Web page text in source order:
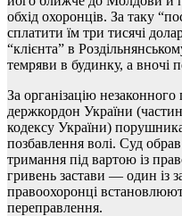
обхід охоронців. За таку
сплатити їм три тисячі
“клієнта” в
темряви в будинку, а вночі
За організацію
держкордон України
кодексу України)
позбавлення волі. Суд
тримання під вартою із
гривень застави — один із
правоохоронці
переправлення.